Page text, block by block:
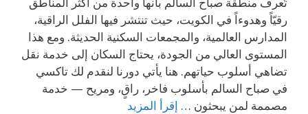
رقيّاً وهدوءاً في الكويت، حيث تنتشر فيها الفلل الراقية،
المدارس العالمية، والمجمعات السكنية الحديثة. ومع هذا
المستوى العالي من الجودة، يحتاج السكان إلى خدمة نقل
تضاهي أسلوب حياتهم. هنا يأتي دورنا لنقدم لك تاكسي
في صباح السالم بأسلوب فاخر، راقٍ، ومريح — خدمة
مصممة لمن يبحثون … إقرأ المزيد